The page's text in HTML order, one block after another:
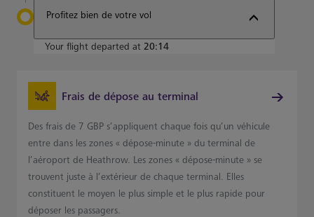
Profitez bien de votre vol
Your flight departed at 20:14
Frais de dépose au terminal
Des frais de 7 GBP s’appliquent chaque fois qu’un véhicule
entre dans les zones « dépose-minute » du terminal de
l’aéroport de Heathrow. Les zones « dépose-minute » se
trouvent juste à l’extérieur de chaque terminal. Elles
constituent le moyen le plus simple et le plus rapide pour
déposer les passagers.